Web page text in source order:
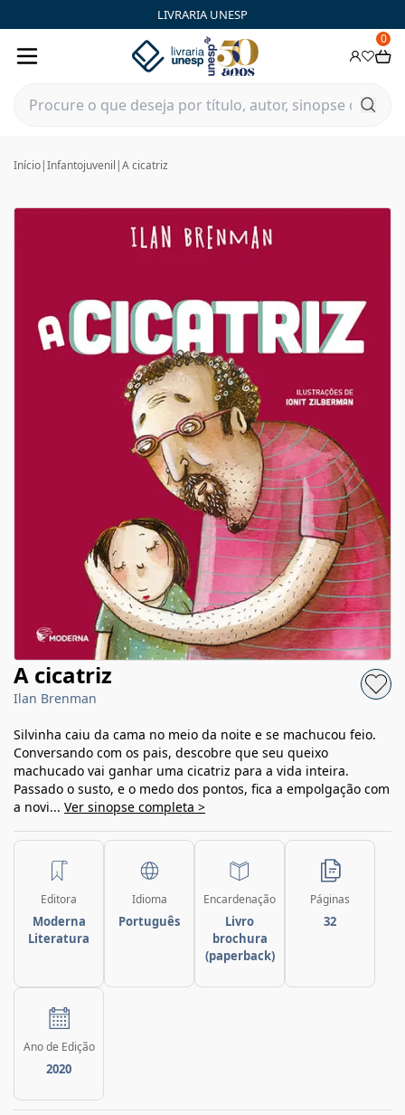
LIVRARIA UNESP
0
Início|Infantojuvenil |A cicatriz
A cicatriz
Ilan Brenman
Silvinha caiu da cama no meio da noite e se machucou feio.
Conversando com os pais, descobre que seu queixo
machucado vai ganhar uma cicatriz para a vida inteira.
Passado o susto, e o medo dos pontos, fica a empolgação com
a novi... Ver sinopse completa >
Editora
Moderna
Literatura
Idioma
Português
Encardenação
Livro
brochura
(paperback)
Páginas
32
Ano de Edição
2020